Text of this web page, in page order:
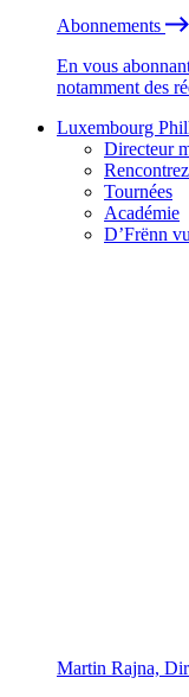
Abonnements
En vous
notamment des
Luxembourg
Directeur
Tournées
Académie
D’Frënn
Martin Rajna,